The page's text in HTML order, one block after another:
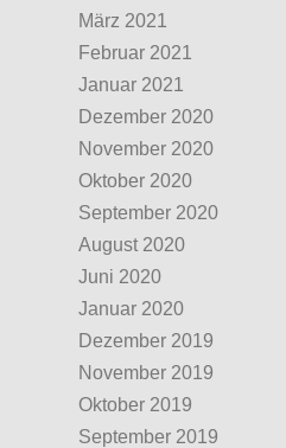
März 2021
Februar 2021
Januar 2021
Dezember 2020
November 2020
Oktober 2020
September 2020
August 2020
Juni 2020
Januar 2020
Dezember 2019
November 2019
Oktober 2019
September 2019